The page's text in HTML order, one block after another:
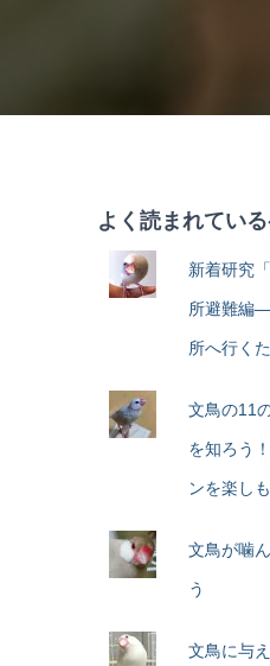
よく読まれてい
新着研究
所避難編
所へ行くた
文鳥の11
を知ろう
ンを楽し
文鳥が噛
う
文鳥に与